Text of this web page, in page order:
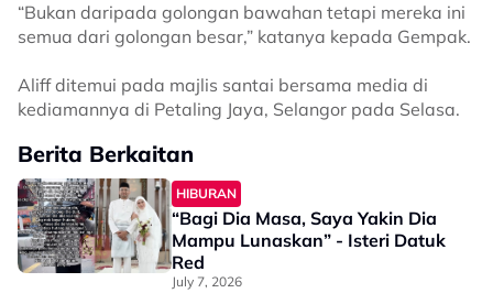
“Bukan daripada golongan bawahan tetapi mereka ini
semua dari golongan besar,” katanya kepada Gempak.
Aliff ditemui pada majlis santai bersama media di
kediamannya di Petaling Jaya, Selangor pada Selasa.
Berita Berkaitan
HIBURAN
“Bagi Dia Masa, Saya Yakin Dia
Mampu Lunaskan” - Isteri Datuk
Red
July 7, 2026